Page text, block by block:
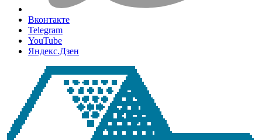
Вконтакте
Telegram
YouTube
Яндекс.Дзен